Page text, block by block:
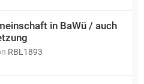
in BaWü / auch
RBL1893